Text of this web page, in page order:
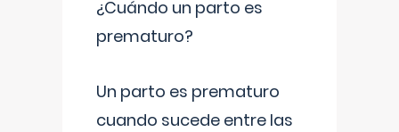
¿Cuándo un parto es
prematuro?
Un parto es prematuro
cuando sucede entre las